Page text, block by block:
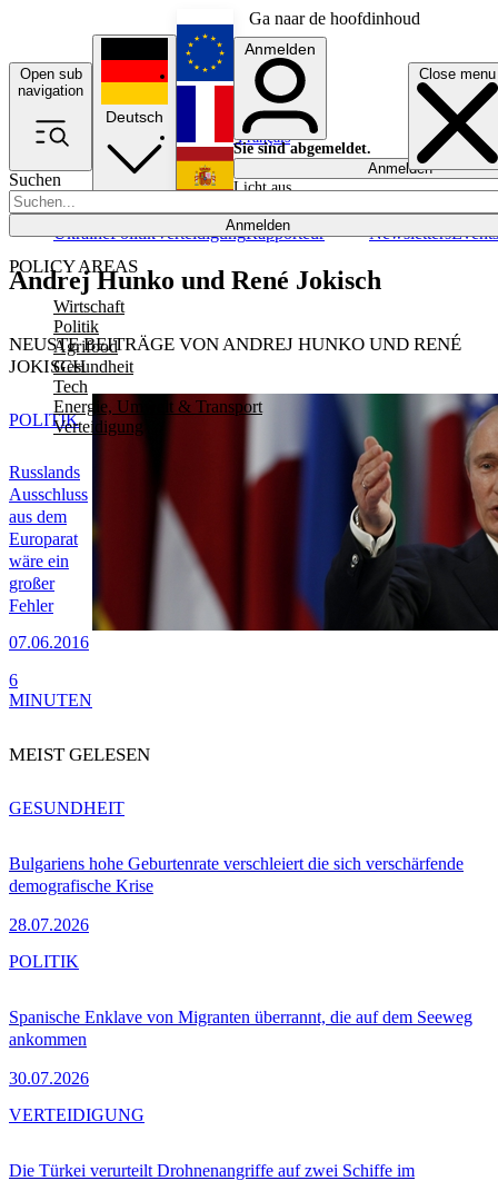
Ga naar de hoofdinhoud
Open sub
navigation
Close menu
Suchen
Anmelden
POLICY AREAS
Wirtschaft
Politik
Agrifood
Gesundheit
Tech
Energie, Umwelt & Transport
Verteidigung
UkrainePolitikVerteidigungRapporteur NewslettersEvents
Deutsch
English
Français
Anmelden
Sie sind abgemeldet.
Anmelden
Licht aus
Andrej Hunko und René Jokisch
NEUSTE BEITRÄGE VON ANDREJ HUNKO UND RENÉ
JOKISCH
Russlands
Ausschluss
aus dem
Europarat
wäre ein
großer
Fehler
07.06.2016
POLITIK
6
MINUTEN
MEIST GELESEN
Bulgariens hohe Geburtenrate verschleiert die sich verschärfende
demografische Krise
28.07.2026
GESUNDHEIT
Spanische Enklave von Migranten überrannt, die auf dem Seeweg
ankommen
30.07.2026
POLITIK
Die Türkei verurteilt Drohnenangriffe auf zwei Schiffe im
VERTEIDIGUNG